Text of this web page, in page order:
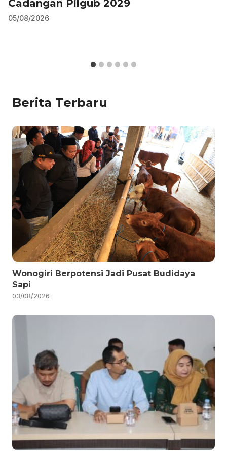
Cadangan Pilgub 2029
05/08/2026
Berita Terbaru
Wonogiri Berpotensi Jadi Pusat Budidaya
Sapi
03/08/2026